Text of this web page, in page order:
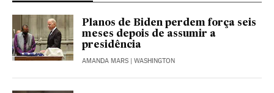
Planos de Biden perdem força seis
meses depois de assumir a
presidência
AMANDA MARS | WASHINGTON